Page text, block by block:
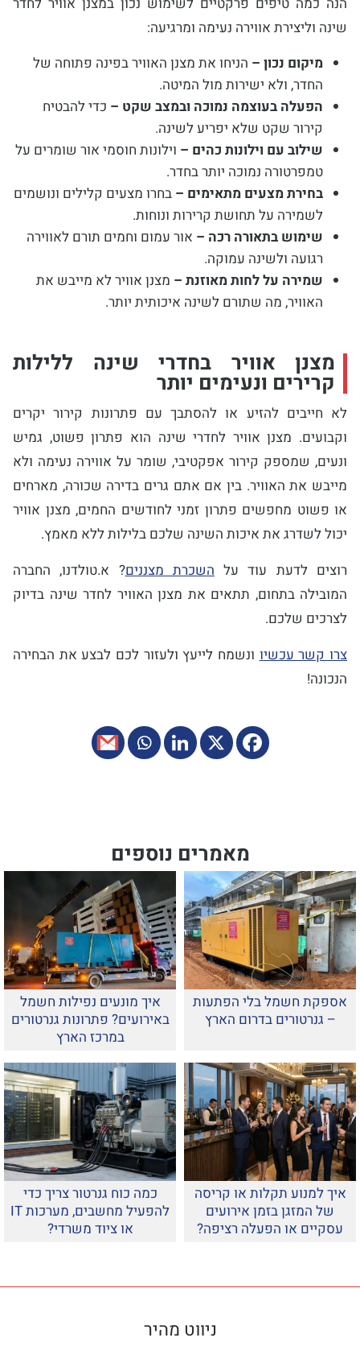
שינה וליצירת אווירה נעימה ומרגיעה:
מיקום נכון – הניחו את מצנן האוויר בפינה פתוחה של
החדר, ולא ישירות מול המיטה.
הפעלה בעוצמה נמוכה ובמצב שקט – כדי להבטיח
קירור שקט שלא יפריע לשינה.
שילוב עם וילונות כהים – וילונות חוסמי אור שומרים על
טמפרטורה נמוכה יותר בחדר.
בחירת מצעים מתאימים – בחרו מצעים קלילים ונושמים
לשמירה על תחושת קרירות ונוחות.
שימוש בתאורה רכה – אור עמום וחמים תורם לאווירה
רגועה ולשינה עמוקה.
שמירה על לחות מאוזנת – מצנן אוויר לא מייבש את
האוויר, מה שתורם לשינה איכותית יותר.
מצנן אוויר בחדרי שינה ללילות
קרירים ונעימים יותר
לא חייבים להזיע או להסתבך עם פתרונות קירור יקרים
וקבועים. מצנן אוויר לחדרי שינה הוא פתרון פשוט, גמיש
ונעים, שמספק קירור אפקטיבי, שומר על אווירה נעימה ולא
מייבש את האוויר. בין אם אתם גרים בדירה שכורה, מארחים
או פשוט מחפשים פתרון זמני לחודשים החמים, מצנן אוויר
יכול לשדרג את איכות השינה שלכם בלילות ללא מאמץ.
רוצים לדעת עוד עלהשכרת מצננים? א.טולדנו, החברה
המובילה בתחום, תתאים את מצנן האוויר לחדר שינה בדיוק
לצרכים שלכם.
צרו קשר עכשיוונשמח לייעץ ולעזור לכם לבצע את הבחירה
הנכונה!
מאמרים נוספים
אספקת חשמל בלי הפתעות
– גנרטורים בדרום הארץ
איך מונעים נפילות חשמל
באירועים? פתרונות גנרטורים
במרכז הארץ
איך למנוע תקלות או קריסה
של המזגן בזמן אירועים
עסקיים או הפעלה רציפה?
כמה כוח גנרטור צריך כדי
להפעיל מחשבים, מערכות IT
או ציוד משרדי?
ניווט מהיר